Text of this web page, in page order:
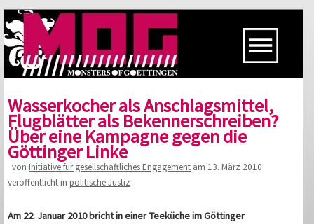
Wasserkocher als Anschlagsmittel,
Flugblätter als Bekennerschreiben?
Über eine Kampagne gegen die
Göttinger Linke
von Initiative fur gesellschaftliches Engagement am 13. März 2010
veröffentlicht in politische Justiz
Am 22. Januar 2010 bricht in einer Teeküche im Göttinger